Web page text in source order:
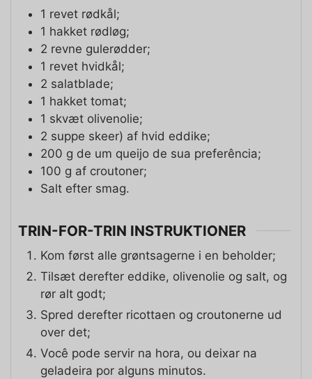
1 revet rødkål;
1 hakket rødløg;
2 revne gulerødder;
1 revet hvidkål;
2 salatblade;
1 hakket tomat;
1 skvæt olivenolie;
2 suppe skeer) af hvid eddike;
200 g de um queijo de sua preferência;
100 g af croutoner;
Salt efter smag.
TRIN-FOR-TRIN INSTRUKTIONER
Kom først alle grøntsagerne i en beholder;
Tilsæt derefter eddike, olivenolie og salt, og
rør alt godt;
Spred derefter ricottaen og croutonerne ud
over det;
Você pode servir na hora, ou deixar na
geladeira por alguns minutos.